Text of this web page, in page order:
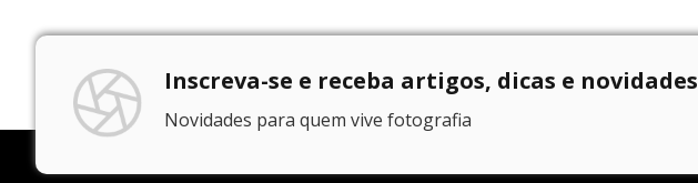
Inscreva-se e receba artigos, dicas e novidades
Novidades para quem vive fotografia